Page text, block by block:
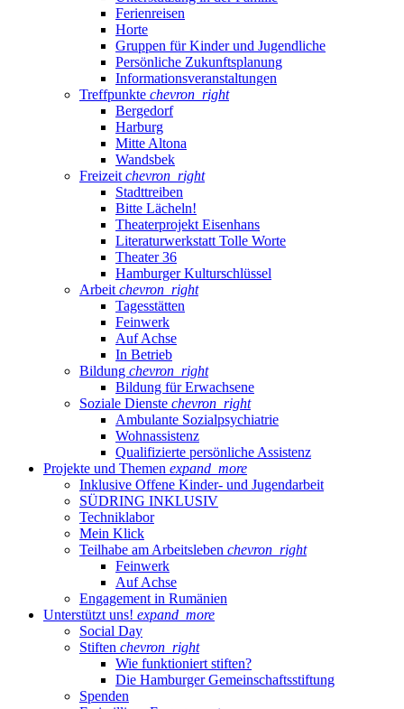
Ferienreisen
Horte
Gruppen für Kinder und Jugendliche
Persönliche Zukunftsplanung
Informationsveranstaltungen
Treffpunkte chevron_right
Bergedorf
Harburg
Mitte Altona
Wandsbek
Freizeit chevron_right
Stadttreiben
Bitte Lächeln!
Theaterprojekt Eisenhans
Literaturwerkstatt Tolle Worte
Theater 36
Hamburger Kulturschlüssel
Arbeit chevron_right
Tagesstätten
Feinwerk
Auf Achse
In Betrieb
Bildung chevron_right
Bildung für Erwachsene
Soziale Dienste chevron_right
Ambulante Sozialpsychiatrie
Wohnassistenz
Qualifizierte persönliche Assistenz
Projekte und Themen expand_more
Inklusive Offene Kinder- und Jugendarbeit
SÜDRING INKLUSIV
Techniklabor
Mein Klick
Teilhabe am Arbeitsleben chevron_right
Feinwerk
Auf Achse
Engagement in Rumänien
Unterstützt uns! expand_more
Social Day
Stiften chevron_right
Wie funktioniert stiften?
Die Hamburger Gemeinschaftsstiftung
Spenden